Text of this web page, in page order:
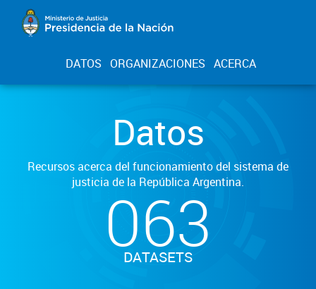
DATOS ORGANIZACIONES ACERCA
Datos
Recursos acerca del funcionamiento del sistema de
justicia de la República Argentina.
063
DATASETS